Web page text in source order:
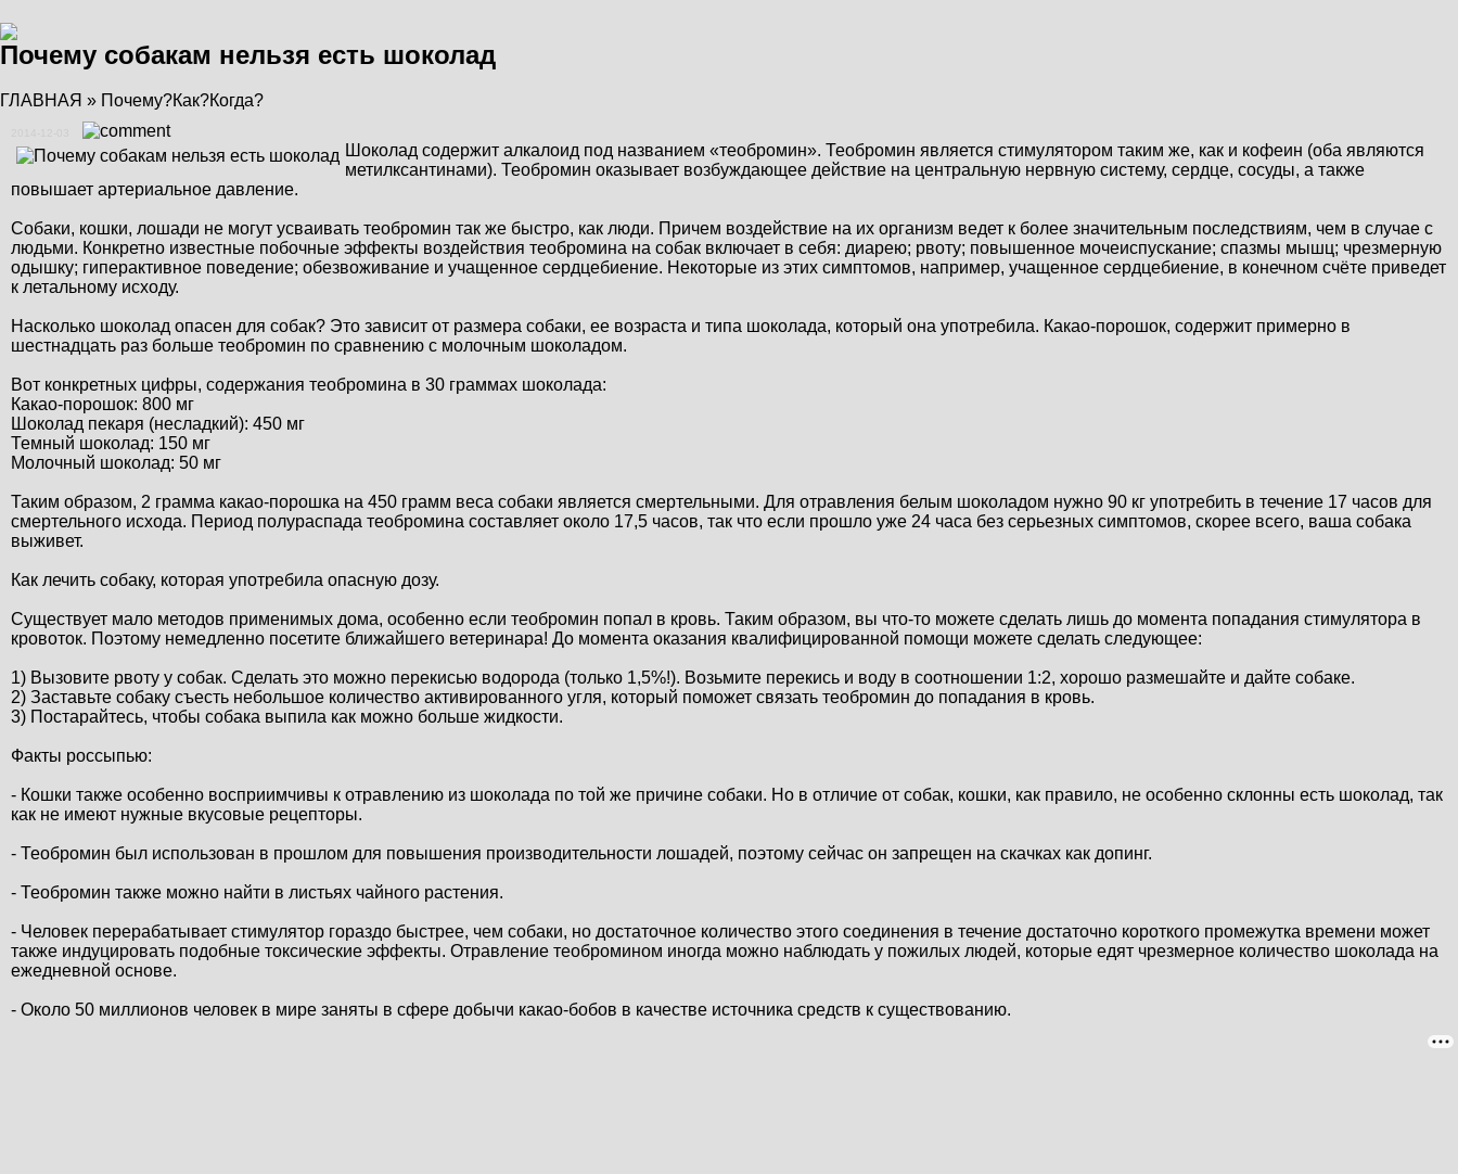
Почему собакам нельзя есть шоколад
ГЛАВНАЯ » Почему?Как?Когда?
Шоколад содержит алкалоид под названием «теобромин». Теобромин является стимулятором таким же, как и кофеин (оба являются
метилксантинами). Теобромин оказывает возбуждающее действие на центральную нервную систему, сердце, сосуды, а также
повышает артериальное давление.
Собаки, кошки, лошади не могут усваивать теобромин так же быстро, как люди. Причем воздействие на их организм ведет к более значительным последствиям, чем в случае с
людьми. Конкретно известные побочные эффекты воздействия теобромина на собак включает в себя: диарею; рвоту; повышенное мочеиспускание; спазмы мышц; чрезмерную
одышку; гиперактивное поведение; обезвоживание и учащенное сердцебиение. Некоторые из этих симптомов, например, учащенное сердцебиение, в конечном счёте приведет
к летальному исходу.
Насколько шоколад опасен для собак? Это зависит от размера собаки, ее возраста и типа шоколада, который она употребила. Какао-порошок, содержит примерно в
шестнадцать раз больше теобромин по сравнению с молочным шоколадом.
Вот конкретных цифры, содержания теобромина в 30 граммах шоколада:
Какао-порошок: 800 мг
Шоколад пекаря (несладкий): 450 мг
Темный шоколад: 150 мг
Молочный шоколад: 50 мг
Таким образом, 2 грамма какао-порошка на 450 грамм веса собаки является смертельными. Для отравления белым шоколадом нужно 90 кг употребить в течение 17 часов для
смертельного исхода. Период полураспада теобромина составляет около 17,5 часов, так что если прошло уже 24 часа без серьезных симптомов, скорее всего, ваша собака
выживет.
Как лечить собаку, которая употребила опасную дозу.
Существует мало методов применимых дома, особенно если теобромин попал в кровь. Таким образом, вы что-то можете сделать лишь до момента попадания стимулятора в
кровоток. Поэтому немедленно посетите ближайшего ветеринара! До момента оказания квалифицированной помощи можете сделать следующее:
1) Вызовите рвоту у собак. Сделать это можно перекисью водорода (только 1,5%!). Возьмите перекись и воду в соотношении 1:2, хорошо размешайте и дайте собаке.
2) Заставьте собаку съесть небольшое количество активированного угля, который поможет связать теобромин до попадания в кровь.
3) Постарайтесь, чтобы собака выпила как можно больше жидкости.
Факты россыпью:
- Кошки также особенно восприимчивы к отравлению из шоколада по той же причине собаки. Но в отличие от собак, кошки, как правило, не особенно склонны есть шоколад, так
как не имеют нужные вкусовые рецепторы.
- Теобромин был использован в прошлом для повышения производительности лошадей, поэтому сейчас он запрещен на скачках как допинг.
- Теобромин также можно найти в листьях чайного растения.
- Человек перерабатывает стимулятор гораздо быстрее, чем собаки, но достаточное количество этого соединения в течение достаточно короткого промежутка времени может
также индуцировать подобные токсические эффекты. Отравление теобромином иногда можно наблюдать у пожилых людей, которые едят чрезмерное количество шоколада на
ежедневной основе.
- Около 50 миллионов человек в мире заняты в сфере добычи какао-бобов в качестве источника средств к существованию.